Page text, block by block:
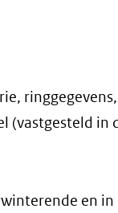
(vastgesteld
en